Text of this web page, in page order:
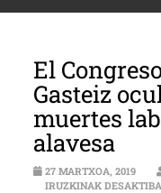
El
Gasteiz
muertes
alavesa
27 MARTXOA, 2019
IRUZKINAK